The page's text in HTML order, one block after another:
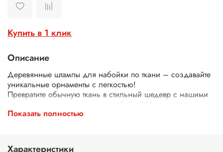
Купить в 1 клик
Описание
Деревянные штампы для набойки по ткани – создавайте
уникальные орнаменты с легкостью!
Превратите обычную ткань в стильный шедевр с нашими
деревянными штампами для набойки! Идеально
подходят для декора одежды, текстиля, сумок, скатертей
Экологичные – изготовлены из дерева.
Показать полностью
Характеристики